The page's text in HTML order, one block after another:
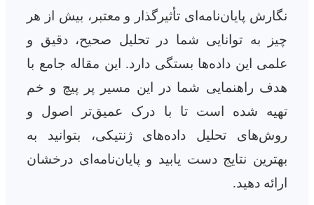
نگارش پایان‌نامه‌ای تأثیرگذار و معتبر، بیش از هر
چیز به توانایی شما در تحلیل صحیح، دقیق و
علمی این داده‌ها بستگی دارد. این مقاله جامع با
هدف راهنمایی شما در این مسیر پر پیچ و خم
تهیه شده است تا با درک عمیق‌تر اصول و
روش‌های تحلیل داده‌های ژنتیکی، بتوانید به
بهترین نتایج دست یابید و پایان‌نامه‌ای درخشان
ارائه دهید.